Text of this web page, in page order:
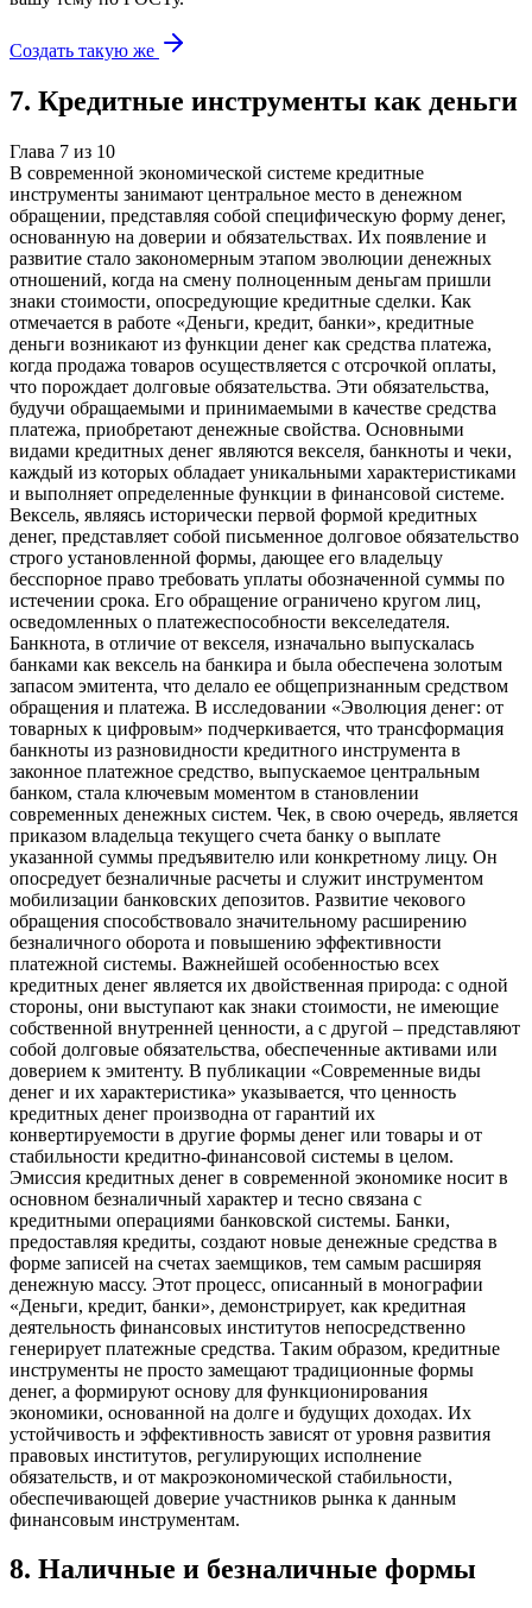
Создать такую же
7. Кредитные инструменты как деньги
Глава 7 из 10
В современной экономической системе кредитные
инструменты занимают центральное место в денежном
обращении, представляя собой специфическую форму денег,
основанную на доверии и обязательствах. Их появление и
развитие стало закономерным этапом эволюции денежных
отношений, когда на смену полноценным деньгам пришли
знаки стоимости, опосредующие кредитные сделки. Как
отмечается в работе «Деньги, кредит, банки», кредитные
деньги возникают из функции денег как средства платежа,
когда продажа товаров осуществляется с отсрочкой оплаты,
что порождает долговые обязательства. Эти обязательства,
будучи обращаемыми и принимаемыми в качестве средства
платежа, приобретают денежные свойства. Основными
видами кредитных денег являются векселя, банкноты и чеки,
каждый из которых обладает уникальными характеристиками
и выполняет определенные функции в финансовой системе.
Вексель, являясь исторически первой формой кредитных
денег, представляет собой письменное долговое обязательство
строго установленной формы, дающее его владельцу
бесспорное право требовать уплаты обозначенной суммы по
истечении срока. Его обращение ограничено кругом лиц,
осведомленных о платежеспособности векселедателя.
Банкнота, в отличие от векселя, изначально выпускалась
банками как вексель на банкира и была обеспечена золотым
запасом эмитента, что делало ее общепризнанным средством
обращения и платежа. В исследовании «Эволюция денег: от
товарных к цифровым» подчеркивается, что трансформация
банкноты из разновидности кредитного инструмента в
законное платежное средство, выпускаемое центральным
банком, стала ключевым моментом в становлении
современных денежных систем. Чек, в свою очередь, является
приказом владельца текущего счета банку о выплате
указанной суммы предъявителю или конкретному лицу. Он
опосредует безналичные расчеты и служит инструментом
мобилизации банковских депозитов. Развитие чекового
обращения способствовало значительному расширению
безналичного оборота и повышению эффективности
платежной системы. Важнейшей особенностью всех
кредитных денег является их двойственная природа: с одной
стороны, они выступают как знаки стоимости, не имеющие
собственной внутренней ценности, а с другой – представляют
собой долговые обязательства, обеспеченные активами или
доверием к эмитенту. В публикации «Современные виды
денег и их характеристика» указывается, что ценность
кредитных денег производна от гарантий их
конвертируемости в другие формы денег или товары и от
стабильности кредитно-финансовой системы в целом.
Эмиссия кредитных денег в современной экономике носит в
основном безналичный характер и тесно связана с
кредитными операциями банковской системы. Банки,
предоставляя кредиты, создают новые денежные средства в
форме записей на счетах заемщиков, тем самым расширяя
денежную массу. Этот процесс, описанный в монографии
«Деньги, кредит, банки», демонстрирует, как кредитная
деятельность финансовых институтов непосредственно
генерирует платежные средства. Таким образом, кредитные
инструменты не просто замещают традиционные формы
денег, а формируют основу для функционирования
экономики, основанной на долге и будущих доходах. Их
устойчивость и эффективность зависят от уровня развития
правовых институтов, регулирующих исполнение
обязательств, и от макроэкономической стабильности,
обеспечивающей доверие участников рынка к данным
финансовым инструментам.
8. Наличные и безналичные формы